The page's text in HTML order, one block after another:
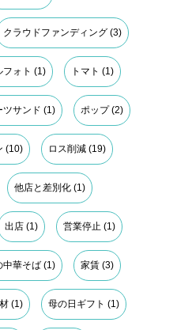
クラウドファンディング (3)
ォト (1) トマト (1)
ツサンド (1) ポップ(2)
(10) ロス削減 (19)
他店と差別化 (1)
出店 (1) 営業停止 (1)
中華そば (1) 家賃 (3)
(1) 母の日ギフト (1)